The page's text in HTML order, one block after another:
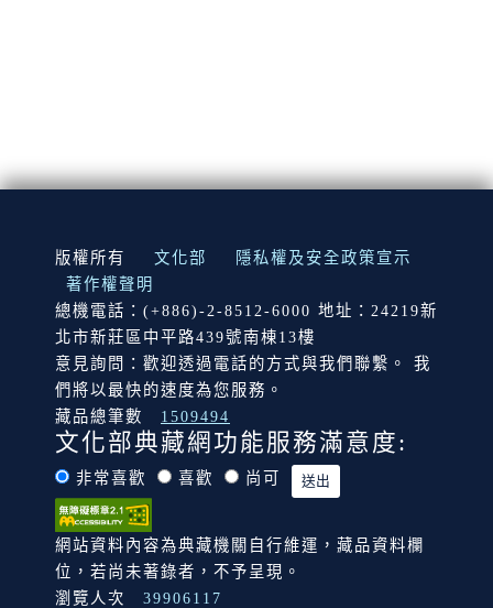
:::
版權所有 文化部
隱私權及安全政策宣示
著作權聲明
總機電話：(+886)-2-8512-6000 地址：24219新
北市新莊區中平路439號南棟13樓
意見詢問：歡迎透過電話的方式與我們聯繫。 我
們將以最快的速度為您服務。
藏品總筆數
1509494
文化部典藏網功能服務滿意度:
非常喜歡 喜歡 尚可
網站資料內容為典藏機關自行維運，藏品資料欄
位，若尚未著錄者，不予呈現。
瀏覽人次
39906117